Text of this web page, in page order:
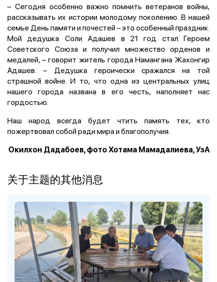
– Сегодня особенно важно помнить ветеранов войны,
рассказывать их истории молодому поколению. В нашей
семье День памяти и почестей – это особенный праздник.
Мой дедушка Соли Адашев в 21 год стал Героем
Советского Союза и получил множество орденов и
медалей, – говорит житель города Намангана Жахонгир
Адашев. – Дедушка героически сражался на той
страшной войне. И то, что одна из центральных улиц
нашего города названа в его честь, наполняет нас
гордостью.
Наш народ всегда будет чтить память тех, кто
пожертвовал собой ради мира и благополучия.
Окилхон Дадабоев, фото Хотама Мамадалиева, УзА
关于主题的其他消息